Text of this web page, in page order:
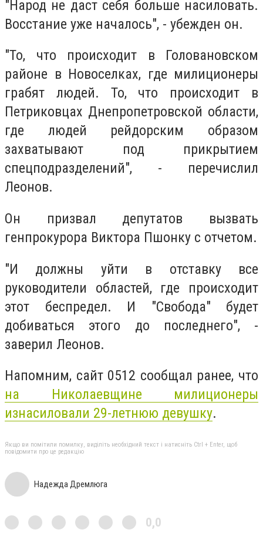
"Народ не даст себя больше насиловать.
Восстание уже началось", - убежден он.
"То, что происходит в Головановском
районе в Новоселках, где милиционеры
грабят людей. То, что происходит в
Петриковцах Днепропетровской области,
где людей рейдорским образом
захватывают под прикрытием
спецподразделений", - перечислил
Леонов.
Он призвал депутатов вызвать
генпрокурора Виктора Пшонку с отчетом.
"И должны уйти в отставку все
руководители областей, где происходит
этот беспредел. И "Свобода" будет
добиваться этого до последнего", -
заверил Леонов.
Напомним, сайт 0512 сообщал ранее, что
на Николаевщине милиционеры
изнасиловали 29-летнюю девушку.
Якщо ви помітили помилку, виділіть необхідний текст і натисніть Ctrl + Enter, щоб
повідомити про це редакцію
Надежда Дремлюга
0,0